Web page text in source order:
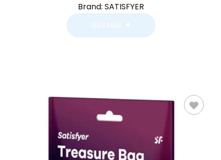
Brand: SATISFYER
LEER MÁS